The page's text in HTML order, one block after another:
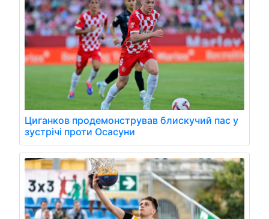
Циганков продемонстрував блискучий пас у
зустрічі проти Осасуни